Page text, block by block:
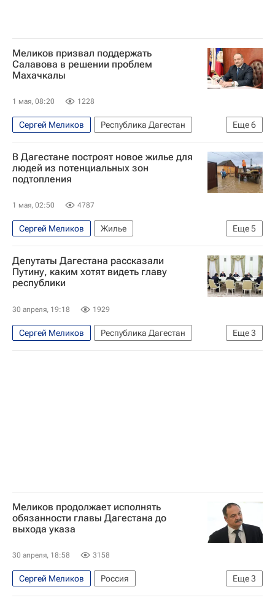
Меликов призвал поддержать
Салавова в решении проблем
Махачкалы
1 мая, 08:20 1228
Еще6
Сергей Меликов
Республика Дагестан
Россия
Махачкала
Владимир Путин
Александр Куренков
Политика
В Дагестане построят новое жилье для
людей из потенциальных зон
подтопления
1 мая, 02:50 4787
Еще5
Сергей Меликов
Жилье
Республика Дагестан
Махачкала
Минеральные Воды
Наводнение в Дагестане
Общество
Депутаты Дагестана рассказали
Путину, каким хотят видеть главу
республики
30 апреля, 19:18 1929
Еще3
Сергей Меликов
Республика Дагестан
Россия
Владимир Путин Политика
Меликов продолжает исполнять
обязанности главы Дагестана до
выхода указа
30 апреля, 18:58 3158
Еще3
Сергей Меликов
Россия
Республика Дагестан
Политика